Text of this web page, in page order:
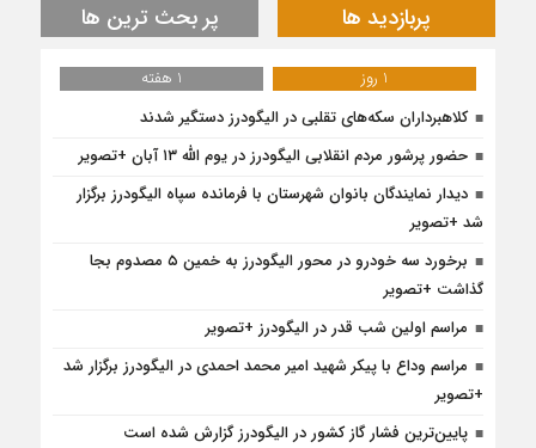
پربازدید ها پر بحث ترین ها
1 روز
1 هفته
کلاهبرداران سکه‌های تقلبی در الیگودرز دستگیر شدند
حضور پرشور مردم انقلابی الیگودرز در یوم الله ۱۳ آبان +تصویر
دیدار نمایندگان بانوان شهرستان با فرمانده سپاه الیگودرز برگزار
شد +تصویر
برخورد سه خودرو در محور الیگودرز به خمین ۵ مصدوم بجا
گذاشت +تصویر
مراسم اولین شب قدر در الیگودرز +تصویر
مراسم وداع با پیکر شهید امیر محمد احمدی در الیگودرز برگزار شد
+تصویر
پایین‌ترین فشار گاز کشور در الیگودرز گزارش شده است